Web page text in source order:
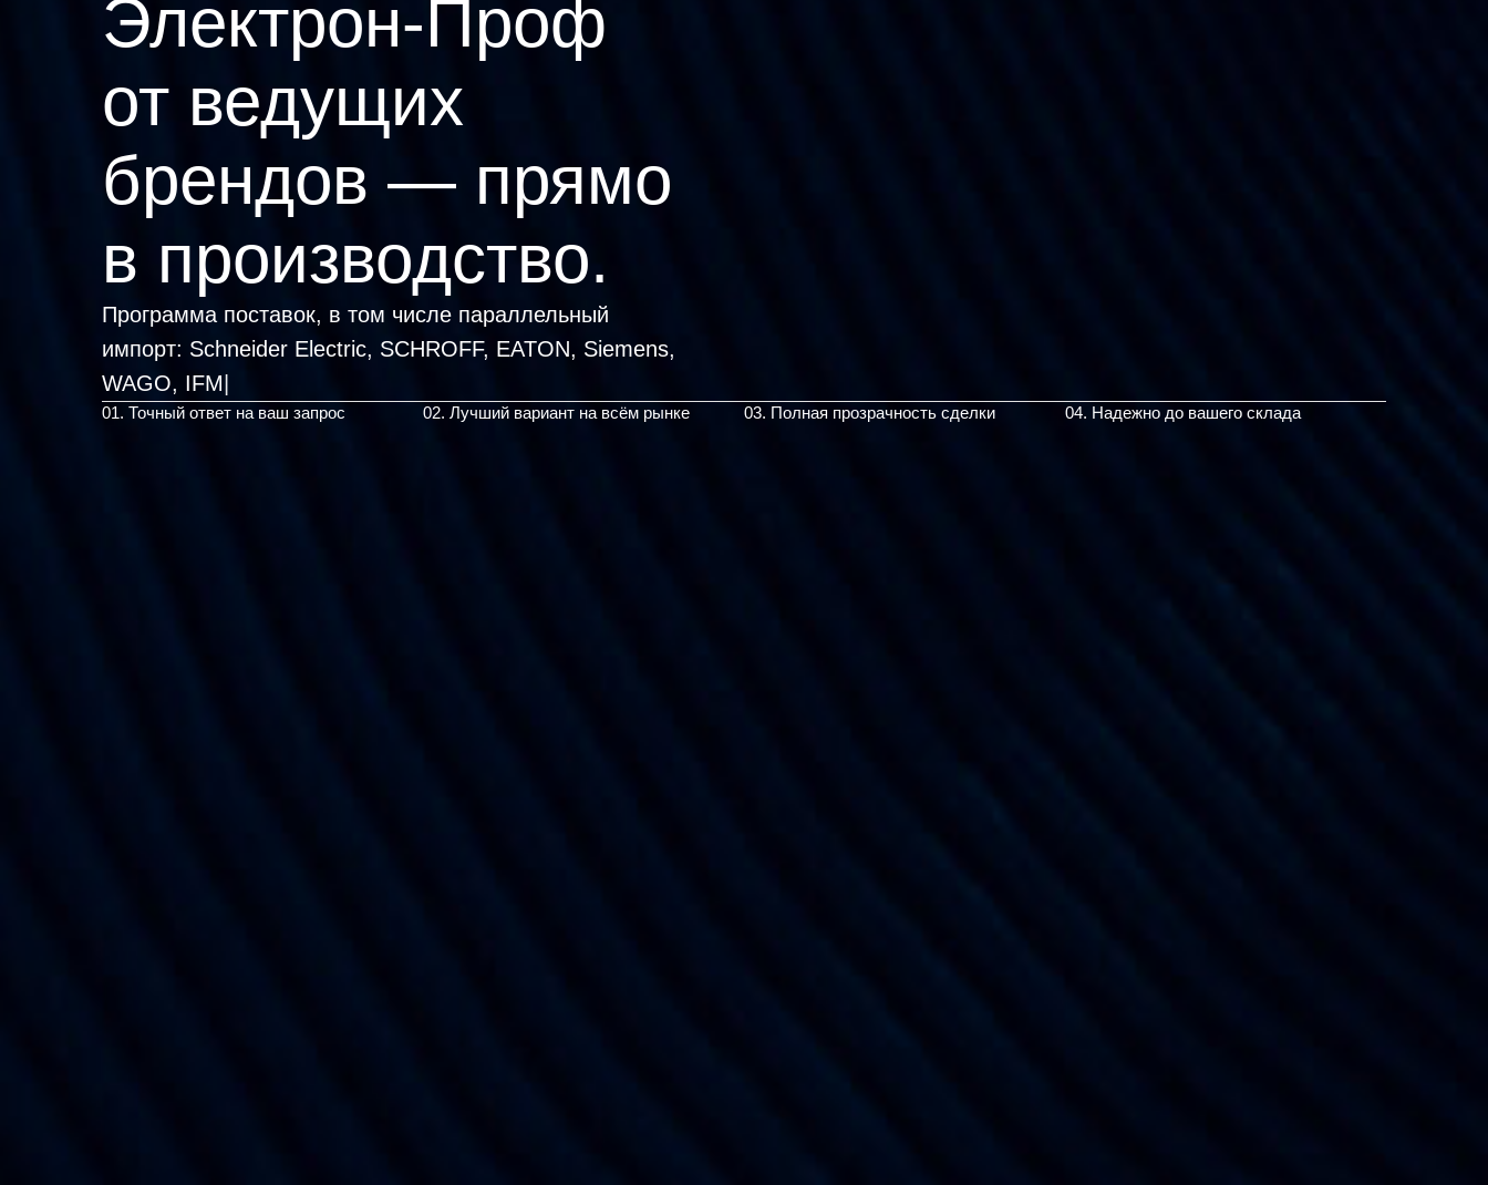
Электрон-Проф
от ведущих
брендов — прямо
в производство.
Программа поставок, в том числе параллельный
импорт:
Schneider Electric, SCH
01. Точный ответ на ваш запрос